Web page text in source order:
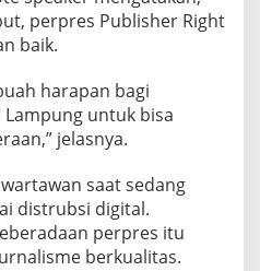
perpres Publisher Right
baik.
harapan bagi
untuk bisa
jelasnya.
saat sedang
distrubsi digital.
perpres itu
berkualitas.